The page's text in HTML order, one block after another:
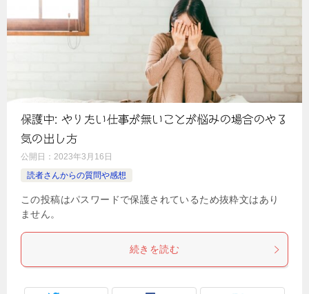
保護中: やりたい仕事が無いことが悩みの場合のやる
気の出し方
公開日： 2023年3月16日
読者さんからの質問や感想
この投稿はパスワードで保護されているため抜粋文はあり
ません。
続きを読む